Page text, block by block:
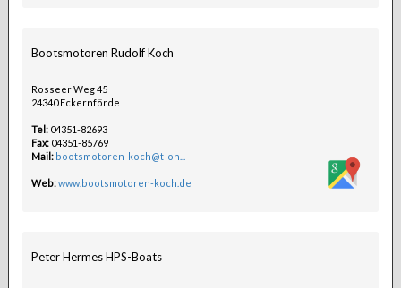
Bootsmotoren Rudolf Koch
Rosseer Weg 45
24340 Eckernförde
Tel:04351-82693
Fax:04351-85769
Mail: bootsmotoren-koch@t-on...
Web:www.bootsmotoren-koch.de
Peter Hermes HPS-Boats